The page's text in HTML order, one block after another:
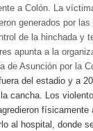
a Colón. La
generados por
de la hinchada y
apunta a la
de Asunción por la
del estadio y a
cancha. Los
al hospital, donde